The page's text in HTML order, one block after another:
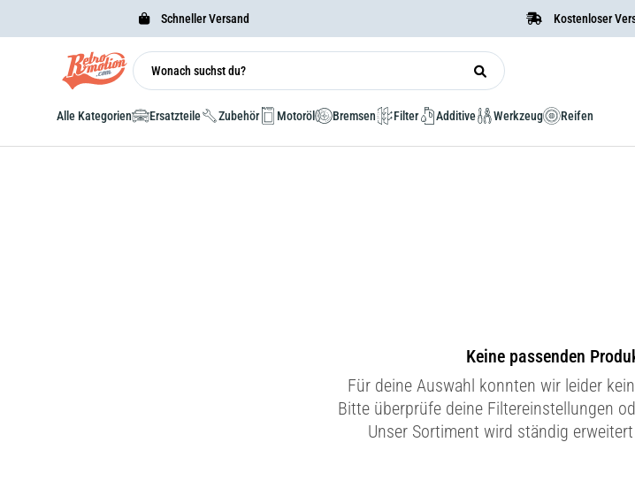
Schneller Versand Kostenloser
Alle Kategorien Ersatzteile Zubehör Motoröl Bremsen Filter Additive Werkzeug Reifen
Keine passenden
Für deine Auswahl konnten wir leider
Bitte überprüfe deine Filtereinstellungen
Unser Sortiment wird ständig